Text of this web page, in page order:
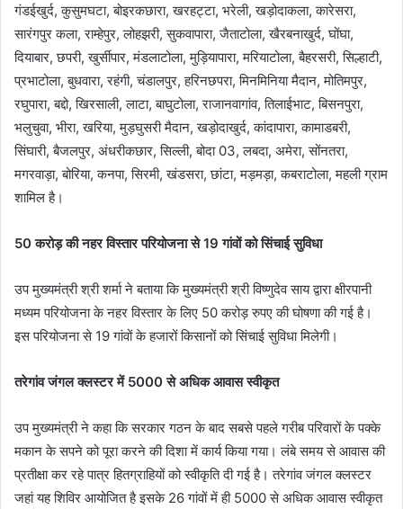
गंडईखुर्द, कुसुमघटा, बोइरकछारा, खरहट्टा, भरेली, खड़ोदाकला, कारेसरा,
सारंगपुर कला, राम्हेपुर, लोहझरी, सुकवापारा, जैताटोला, खैरबनाखुर्द, घोंघा,
दियाबार, छपरी, खुर्सीपार, मंडलाटोला, मुड़ियापारा, मरियाटोला, बैहरसरी, सिल्हाटी,
प्रभाटोला, बुधवारा, रहंगी, चंडालपुर, हरिनछपरा, मिनमिनिया मैदान, मोतिमपुर,
रघुपारा, बद्दो, खिरसाली, लाटा, बाघुटोला, राजानवागांव, तिलाईभाट, बिसनपुरा,
भलुचुवा, भीरा, खरिया, मुड़घुसरी मैदान, खड़ोदाखुर्द, कांदापारा, कामाडबरी,
सिंघारी, बैजलपुर, अंधरीकछार, सिल्ली, बोदा 03, लबदा, अमेरा, सोंनतरा,
मगरवाड़ा, बोरिया, कनपा, सिरमी, खंडसरा, छांटा, मड़मड़ा, कबराटोला, महली ग्राम
शामिल है।
50 करोड़ की नहर विस्तार परियोजना से 19 गांवों को सिंचाई सुविधा
उप मुख्यमंत्री श्री शर्मा ने बताया कि मुख्यमंत्री श्री विष्णुदेव साय द्वारा क्षीरपानी
मध्यम परियोजना के नहर विस्तार के लिए 50 करोड़ रुपए की घोषणा की गई है।
इस परियोजना से 19 गांवों के हजारों किसानों को सिंचाई सुविधा मिलेगी।
तरेगांव जंगल क्लस्टर में 5000 से अधिक आवास स्वीकृत
उप मुख्यमंत्री ने कहा कि सरकार गठन के बाद सबसे पहले गरीब परिवारों के पक्के
मकान के सपने को पूरा करने की दिशा में कार्य किया गया। लंबे समय से आवास की
प्रतीक्षा कर रहे पात्र हितग्राहियों को स्वीकृति दी गई है। तरेगांव जंगल क्लस्टर
जहां यह शिविर आयोजित है इसके 26 गांवों में ही 5000 से अधिक आवास स्वीकृत